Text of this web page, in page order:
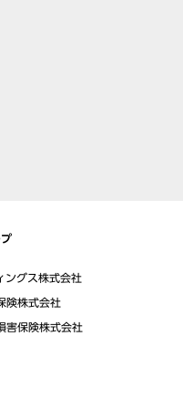
ングス株式会社
険株式会社
害保険株式会社